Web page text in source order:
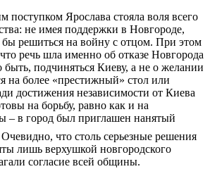
поступком Ярослава стояла воля всего
не имея поддержки в Новгороде,
бы решиться на войну с отцом. При этом
речь шла именно об отказе Новгорода
быть, подчиняться Киеву, а не о желании
на более «престижный» стол или
достижения независимости от Киева
на борьбу, равно как и на
– в город был приглашен нанятый
Очевидно, что столь серьезные решения
лишь верхушкой новгородского
согласие всей общины.